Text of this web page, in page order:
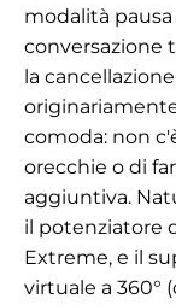
modalità pausa
conversazione
la
comoda: non
orecchie o di
aggiuntiva.
il potenziatore
Extreme, e il
virtuale a 360°